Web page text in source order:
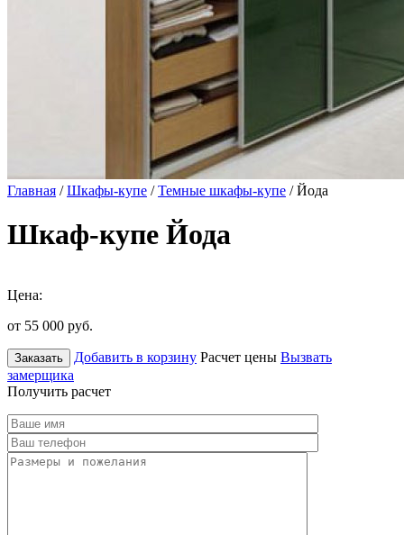
Главная /Шкафы-купе /Темные шкафы-купе / Йода
Шкаф-купе Йода
Цена:
от 55 000 руб.
Заказать Добавить в корзину Расчет цены Вызвать
замерщика
Получить расчет